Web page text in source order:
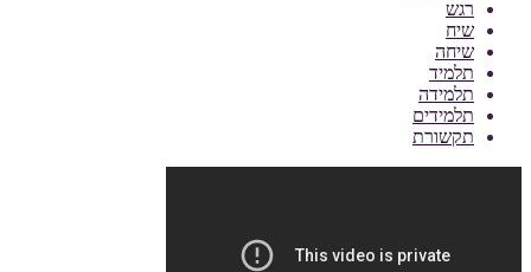
רגש
שיח
שיחה
תלמיד
תלמידה
תלמידים
תקשורת